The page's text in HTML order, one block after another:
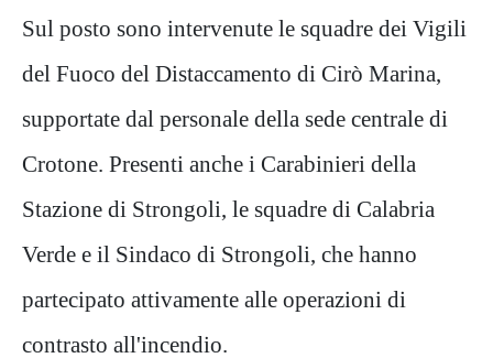
Sul posto sono intervenute le squadre dei Vigili
del Fuoco del Distaccamento di Cirò Marina,
supportate dal personale della sede centrale di
Crotone. Presenti anche i Carabinieri della
Stazione di Strongoli, le squadre di Calabria
Verde e il Sindaco di Strongoli, che hanno
partecipato attivamente alle operazioni di
contrasto all'incendio.